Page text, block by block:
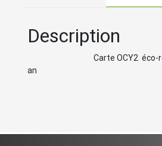
Description
Carte OCY2 éco-
an